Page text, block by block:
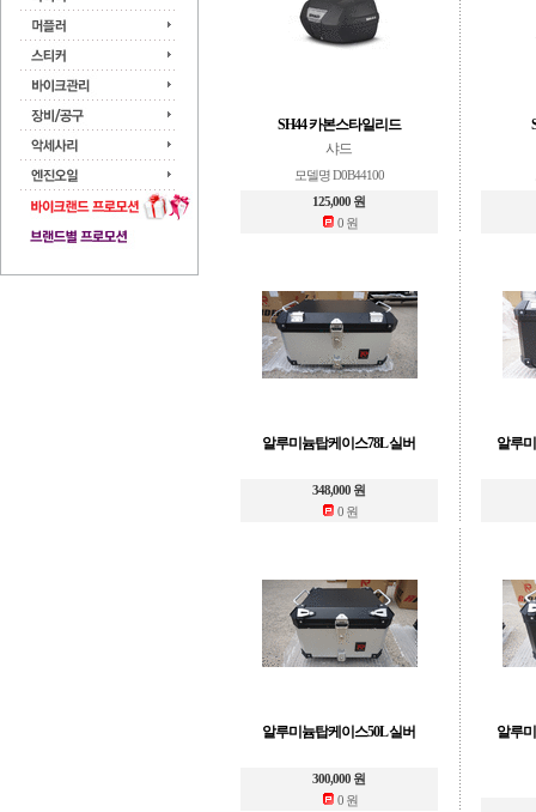
SH44 카본스타일리드
샤드
모델명 D0B44100
125,000 원
0 원
알루미늄탑케이스78L 실버
348,000 원
0 원
알루
알루미늄탑케이스50L 실버
300,000 원
0 원
알루